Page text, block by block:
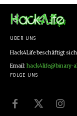
ÜBER UNS
Hack4Life beschäftigt sich
Email: hack4life@binary-
FOLGE UNS